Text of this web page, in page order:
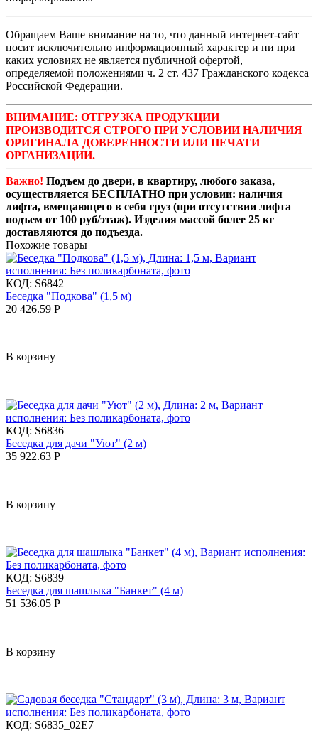
Обращаем Ваше внимание на то, что данный интернет-сайт
носит исключительно информационный характер и ни при
каких условиях не является публичной офертой,
определяемой положениями ч. 2 ст. 437 Гражданского кодекса
Российской Федерации.
ВНИМАНИЕ: ОТГРУЗКА ПРОДУКЦИИ
ПРОИЗВОДИТСЯ СТРОГО ПРИ УСЛОВИИ НАЛИЧИЯ
ОРИГИНАЛА ДОВЕРЕННОСТИ ИЛИ ПЕЧАТИ
ОРГАНИЗАЦИИ.
Важно! Подъем до двери, в квартиру, любого заказа,
осуществляется БЕСПЛАТНО при условии: наличия
лифта, вмещающего в себя груз (при отсутствии лифта
подъем от 100 руб/этаж). Изделия массой более 25 кг
доставляются до подъезда.
Похожие товары
КОД: S6842
Беседка "Подкова" (1,5 м)
20 426.59 Р
В корзину
КОД: S6836
Беседка для дачи "Уют" (2 м)
35 922.63 Р
В корзину
КОД: S6839
Беседка для шашлыка "Банкет" (4 м)
51 536.05 Р
В корзину
КОД: S6835_02E7